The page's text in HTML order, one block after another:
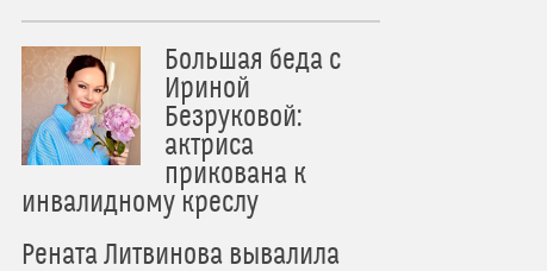
Большая беда с
Ириной
Безруковой:
актриса
прикована к
инвалидному креслу
Рената Литвинова вывалила